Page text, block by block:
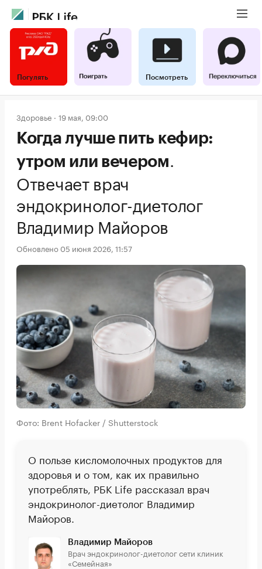
Погулять Посмотреть
Здоровье 19 мая, 09:00
Когда лучше пить кефир:
утром или вечером.
Отвечает врач
эндокринолог-диетолог
Владимир Майоров
Обновлено 05 июня 2026, 11:57
Фото: Brent Hofacker / Shutterstock
О пользе кисломолочных продуктов для
здоровья и о том, как их правильно
употреблять, РБК Life рассказал врач
эндокринолог-диетолог Владимир
Майоров.
Владимир Майоров
Врач эндокринолог-диетолог сети клиник
«Семейная»